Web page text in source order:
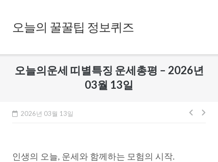
content오늘의 꿀꿀팁 정보퀴즈
오늘의운세 띠별특징 운세총평 – 2026년
03월 13일
2026년 03월 13일
글
인생의 오늘, 운세와 함께하는 모험의 시작.